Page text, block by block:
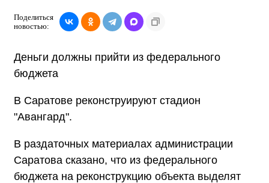
Поделиться
новостью:
Деньги должны прийти из федерального
бюджета
В Саратове реконструируют стадион
"Авангард".
В раздаточных материалах администрации
Саратова сказано, что из федерального
бюджета на реконструкцию объекта выделят